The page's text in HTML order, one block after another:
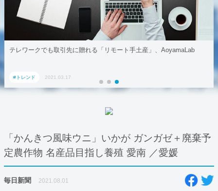
テレワークでも取引先に贈れる「リモート手土産」、AoyamaLab
#トレンド 2021.03.17
「かんきつ風味ウニ」いかが ガンガゼ＋廃棄予
定農作物 名産品目指し養殖 愛南 ／愛媛
毎日新聞 2021.08.01